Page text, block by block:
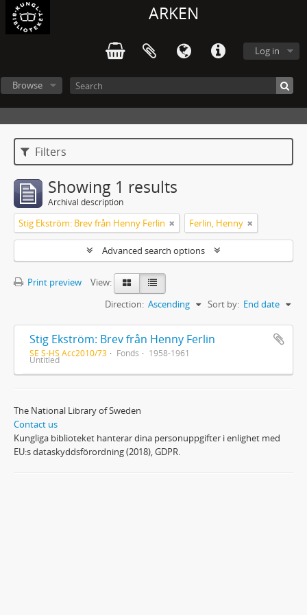
ARKEN
Log in
Browse
Filters
Showing 1 results
Archival description
Stig Ekström: Brev från Henny Ferlin Ferlin, Henny
Advanced search options
Print preview
View:
Sort by: End date
Direction: Ascending
Stig Ekström: Brev från Henny Ferlin
SE S-HS Acc2010/73 Fonds 1958-1961
Untitled
The National Library of Sweden
Contact us
Kungliga biblioteket hanterar dina personuppgifter i enlighet med
EU:s dataskyddsförordning (2018), GDPR.